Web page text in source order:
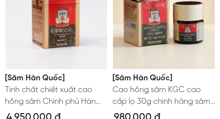
[Sâm Hàn Quốc]
Tinh chất chiết xuất cao
hồng sâm Chính phủ Hàn
Quốc KGC Jung Kwan Jang
[Sâm Hàn Quốc]
Cao hồng sâm KGC cao
cấp lọ 30g chính hãng sâm
Chính phủ Hàn Quốc Jung